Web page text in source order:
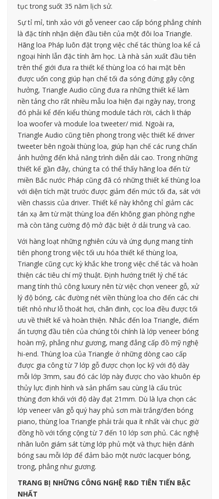
tục trong suốt 35 năm lịch sử.
Sự tỉ mỉ, tinh xảo với gỗ veneer cao cấp bóng phẳng chính
là đặc tính nhận diện đầu tiên của một đôi loa Triangle.
Hãng loa Pháp luôn đặt trọng việc chế tác thùng loa kể cả
ngoại hình lẫn đặc tính âm học. Là nhà sản xuất đầu tiên
trên thể giới đưa ra thiết kế thùng loa có hai mặt bên
được uốn cong giúp hạn chế tối đa sóng đứng gây cộng
hưởng, Triangle Audio cũng đưa ra những thiết kế làm
nền tảng cho rất nhiều mẫu loa hiện đại ngày nay, trong
đó phải kể đến kiểu thùng module tách rời, cách li tháp
loa woofer và module loa tweeter/ mid. Ngoài ra,
Triangle Audio cũng tiên phong trong việc thiết kế driver
tweeter bên ngoài thùng loa, giúp hạn chế các rung chấn
ảnh hưởng đến khả năng trình diễn dải cao. Trong những
thiết kế gần đây, chúng ta có thể thấy hãng loa đến từ
miền Bắc nước Pháp cũng đã có những thiết kế thùng loa
với diện tích mặt trước được giảm đến mức tối đa, sát với
viền chassis của driver. Thiết kế này không chỉ giảm các
tán xạ âm từ mặt thùng loa đến không gian phòng nghe
mà còn tăng cường độ mở đặc biệt ở dải trung và cao.
Với hàng loạt những nghiên cứu và ứng dụng mang tính
tiên phong trong việc tối ưu hóa thiết kế thùng loa,
Triangle cũng cực kỳ khắc khe trong việc chế tác và hoàn
thiện các tiêu chí mỹ thuật. Định hướng triết lý chế tác
mang tính thủ công luxury nên từ việc chọn veneer gỗ, xử
lý độ bóng, các đường nét viền thùng loa cho đến các chi
tiết nhỏ như lỗ thoát hơi, chân đinh, cọc loa đều được tối
ưu về thiết kế và hoàn thiện. Nhắc đến loa Triangle, điểm
ấn tượng đầu tiên của chúng tôi chính là lớp veneer bóng
hoàn mỹ, phẳng như gương, mang đẳng cấp đồ mỹ nghệ
hi-end. Thùng loa của Triangle ở những dòng cao cấp
được gia công từ 7 lớp gỗ được chọn lọc kỹ với độ dày
mỗi lớp 3mm, sau đó các lớp này được cho vào khuôn ép
thủy lực định hình và sản phẩm sau cùng là cấu trúc
thùng đơn khối với độ dày đạt 21mm. Dù là lựa chọn các
lớp veneer vân gỗ quý hay phủ sơn mài trắng/đen bóng
piano, thùng loa Triangle phải trải qua ít nhất vài chục giờ
đồng hồ với tổng cộng từ 7 đến 10 lớp sơn phủ. Các nghệ
nhân luôn giám sát từng lớp phủ một và thực hiện đánh
bóng sau mỗi lớp để đảm bảo một nước lacquer bóng,
trong, phẳng như gương.
TRANG BỊ NHỮNG CÔNG NGHỆ R&D TIÊN TIẾN BẬC
NHẤT